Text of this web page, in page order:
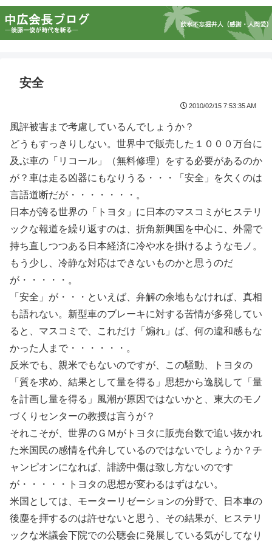
安全
2010/02/15 7:53:35 AM
風評被害まで考慮しているんでしょうか？
どうもすっきりしない。世界中で販売した１０００万台に
及ぶ車の「リコール」（無料修理）をする必要があるのか
が？車は走る凶器にもなりうる・・・「安全」を欠くのは
言語道断だが・・・・・・・。
日本が誇る世界の「トヨタ」に日本のマスコミがヒステリ
ックな報道を繰り返すのは、折角新興国を中心に、外需で
持ち直しつつある日本経済に冷や水を掛けるようなモノ。
もう少し、冷静な対応はできないものかと思うのだ
が・・・・・。
「安全」が・・・といえば、弁解の余地もなければ、真相
も語れない。新型車のブレーキに対する苦情が多発してい
ると、マスコミで、これだけ「煽れ」ば、何の違和感もな
かった人まで・・・・・・。
反米でも、親米でもないのですが、この騒動、トヨタの
「質を求め、結果として量を得る」思想から逸脱して「量
を計画し量を得る」風潮が原因ではないかと、東大のモノ
づくりセンターの教授は言うが？
それこそが、世界のＧＭがトヨタに販売台数で追い抜かれ
た米国民の感情を代弁しているのではないでしょうか？チ
ャンピオンになれば、誹謗中傷は致し方ないのです
が・・・・・トヨタの思想が変わるはずはない。
米国としては、モーターリゼーションの分野で、日本車の
後塵を拝するのは許せないと思う、その結果が、ヒステリ
ックな米議会下院での公聴会に発展している気がしてなり